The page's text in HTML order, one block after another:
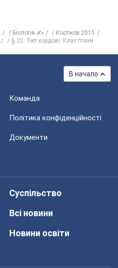
Біологія ✍
Костіков 2015
§ 22. Тип хордові. Клас птахи
В начало
Команда
Політика конфіденційності
Документи
Суспільство
Всі новини
Новини освіти